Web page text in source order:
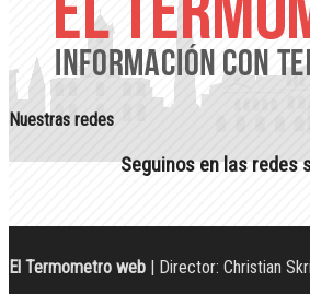
Nuestras redes
Seguinos en las redes
El Termometro web | Director: Christian